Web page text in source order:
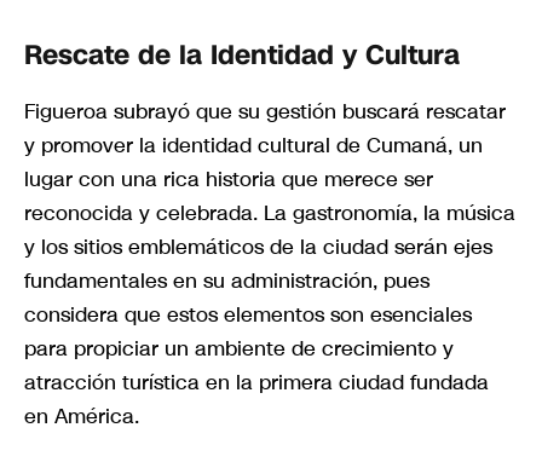
Rescate de la Identidad y Cultura
Figueroa subrayó que su gestión buscará rescatar
y promover la identidad cultural de Cumaná, un
lugar con una rica historia que merece ser
reconocida y celebrada. La gastronomía, la música
y los sitios emblemáticos de la ciudad serán ejes
fundamentales en su administración, pues
considera que estos elementos son esenciales
para propiciar un ambiente de crecimiento y
atracción turística en la primera ciudad fundada
en América.